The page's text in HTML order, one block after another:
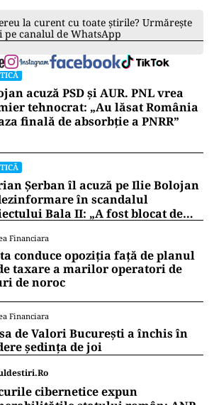
la curent cu toate știrile? Urmărește
pe canalul de WhatsApp
acuză PSD și AUR. PNL vrea
tehnocrat: „Au lăsat România
finală de absorbţie a PNRR”
Șerban îl acuză pe Ilie Bolojan
în scandalul
Bala II: „A fost blocat de
Financiara
conduce opoziția față de planul
taxare a marilor operatori de
de noroc
Financiara
de Valori București a închis în
ședința de joi
cibernetice expun